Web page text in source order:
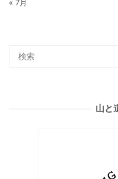
« 7月
山と